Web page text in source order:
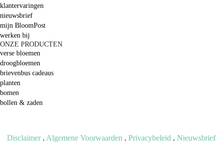
klantervaringen
nieuwsbrief
mijn BloomPost
werken bij
ONZE PRODUCTEN
verse bloemen
droogbloemen
brievenbus cadeaus
planten
bomen
bollen & zaden
Disclaimer. Algemene Voorwaarden . Privacybeleid . Nieuwsbrief